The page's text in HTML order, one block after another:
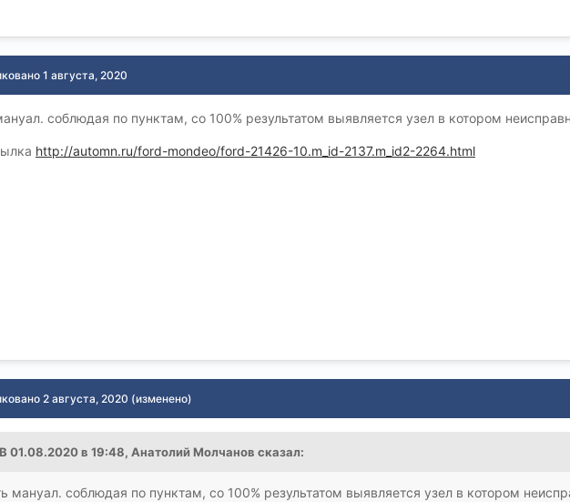
1 августа, 2020
соблюдая по пунктам, со 100% результатом выявляется узел в котором
http://automn.ru/ford-mondeo/ford-21426-10.m_id-2137.m_id2-2264.html
2 августа, 2020 (изменено)
В 01.08.2020 в 19:48, Анатолий Молчанов сказал:
мануал. соблюдая по пунктам, со 100% результатом выявляется узел в котором